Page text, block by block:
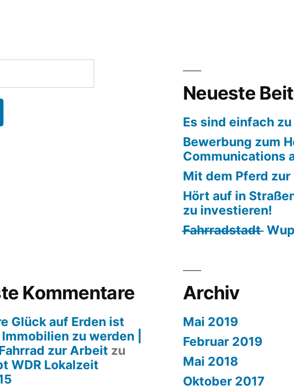
Neueste
Es sind einfach
Bewerbung zum
Communications
Mit dem Pferd
Hört auf in
zu investieren!
F̶a̶h̶r̶r̶a̶d̶s̶t̶a̶d̶t̶
Kommentare
Glück auf Erden ist
zu werden |
zur Arbeit zu
WDR Lokalzeit
Archiv
Mai 2019
Februar 2019
Mai 2018
Oktober 2017